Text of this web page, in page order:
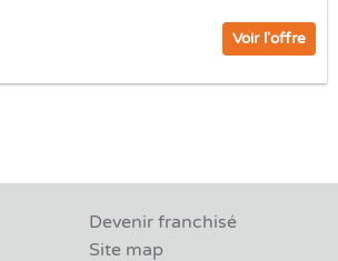
Voir l'offre
Devenir franchisé
Site map